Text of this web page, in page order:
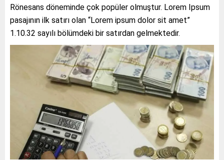
Rönesans döneminde çok popüler olmuştur. Lorem Ipsum
pasajının ilk satırı olan “Lorem ipsum dolor sit amet”
1.10.32 sayılı bölümdeki bir satırdan gelmektedir.